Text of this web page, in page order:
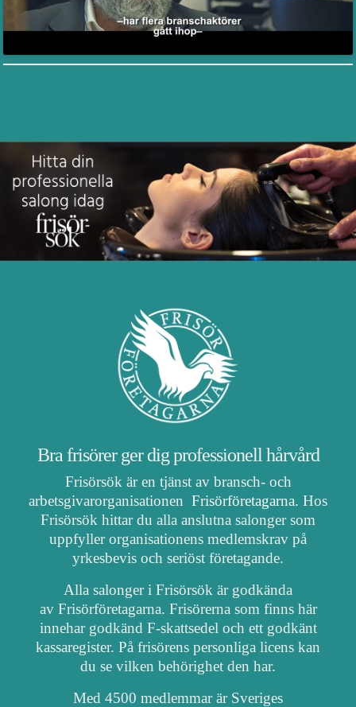
Bra frisörer ger dig professionell hårvård
Frisörsök är en tjänst av bransch- och
arbetsgivarorganisationen Frisörföretagarna. Hos
Frisörsök hittar du alla anslutna salonger som
uppfyller organisationens medlemskrav på
yrkesbevis och seriöst företagande.
Alla salonger i Frisörsök är godkända
av Frisörföretagarna. Frisörerna som finns här
innehar godkänd F-skattsedel och ett godkänt
kassaregister. På frisörens personliga licens kan
du se vilken behörighet den har.
Med 4500 medlemmar är Sveriges